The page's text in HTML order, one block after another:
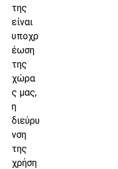
της
είναι
υποχρ
έωση
της
χώρα
ς μας,
η
διεύρυ
νση
της
χρήση